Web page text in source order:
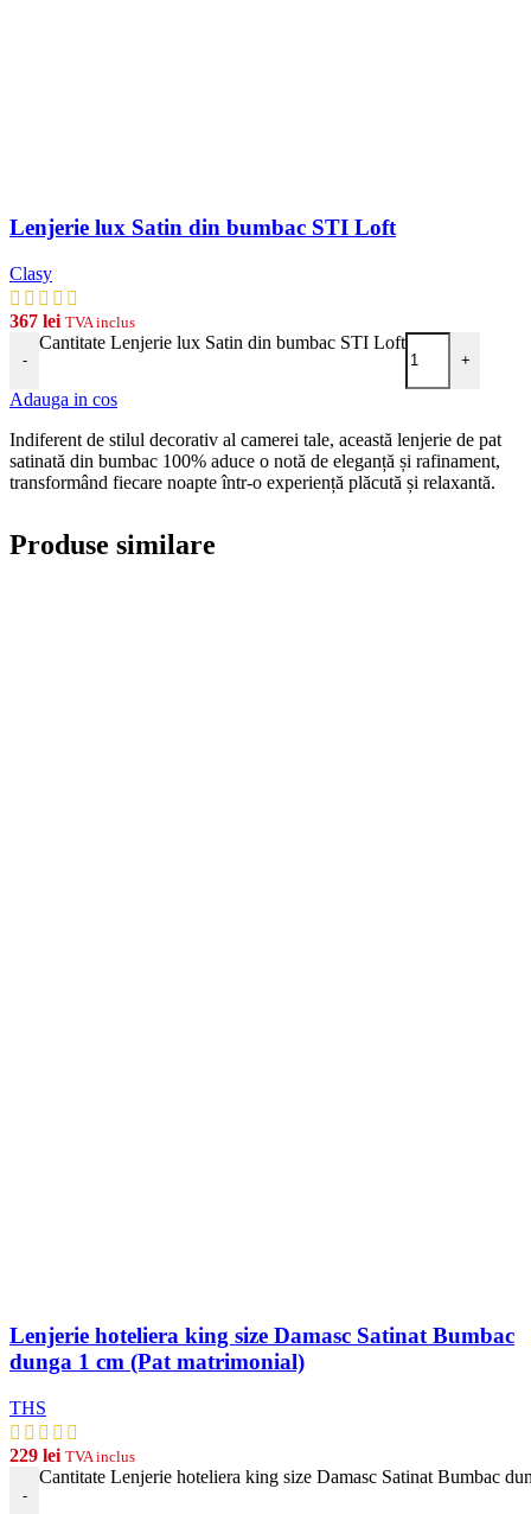
Lenjerie lux Satin din bumbac STI Loft
Clasy
367 lei TVA inclus
-
Cantitate Lenjerie lux Satin din bumbac STI Loft
+
Adauga in cos
Indiferent de stilul decorativ al camerei tale, această lenjerie de pat
satinată din bumbac 100% aduce o notă de eleganță și rafinament,
transformând fiecare noapte într-o experiență plăcută și relaxantă.
Produse similare
Lenjerie hoteliera king size Damasc Satinat Bumbac
dunga 1 cm (Pat matrimonial)
THS
229 lei TVA inclus
-
Cantitate Lenjerie hoteliera king size Damasc Satinat Bumbac